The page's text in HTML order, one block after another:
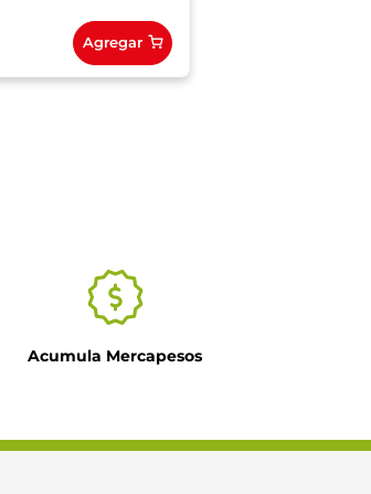
Agregar
Acumula Mercapesos